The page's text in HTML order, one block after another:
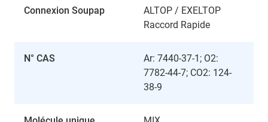
Connexion Soupap
ALTOP / EXELTOP
Raccord Rapide
N° CAS
Ar: 7440-37-1; O2:
7782-44-7; CO2: 124-
38-9